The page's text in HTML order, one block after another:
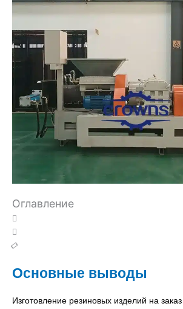
Оглавление
Основные выводы
Изготовление резиновых изделий на